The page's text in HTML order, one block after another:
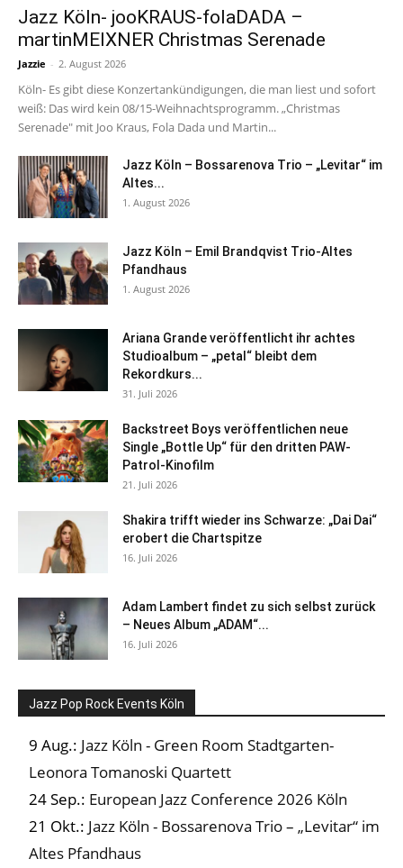
Jazz Köln- jooKRAUS-folaDADA –
martinMEIXNER Christmas Serenade
Jazzie - 2. August 2026
Köln- Es gibt diese Konzertankündigungen, die man liest und sofort
weiß: Das wird kein 08/15-Weihnachtsprogramm. „Christmas
Serenade" mit Joo Kraus, Fola Dada und Martin...
Jazz Köln – Bossarenova Trio – „Levitar“ im
Altes...
1. August 2026
Jazz Köln – Emil Brandqvist Trio-Altes
Pfandhaus
1. August 2026
Ariana Grande veröffentlicht ihr achtes
Studioalbum – „petal“ bleibt dem
Rekordkurs...
31. Juli 2026
Backstreet Boys veröffentlichen neue
Single „Bottle Up“ für den dritten PAW-
Patrol-Kinofilm
21. Juli 2026
Shakira trifft wieder ins Schwarze: „Dai Dai“
erobert die Chartspitze
16. Juli 2026
Adam Lambert findet zu sich selbst zurück
– Neues Album „ADAM“...
16. Juli 2026
Jazz Pop Rock Events Köln
9 Aug.: Jazz Köln - Green Room Stadtgarten-
Leonora Tomanoski Quartett
24 Sep.: European Jazz Conference 2026 Köln
21 Okt.: Jazz Köln - Bossarenova Trio – „Levitar“ im
Altes Pfandhaus